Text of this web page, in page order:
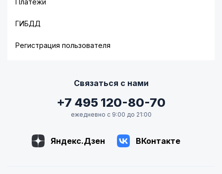
Платежи
ГИБДД
Регистрация пользователя
Связаться с нами
+7 495 120-80-70
ежедневно с 9:00 до 21:00
Яндекс.Дзен ВКонтакте